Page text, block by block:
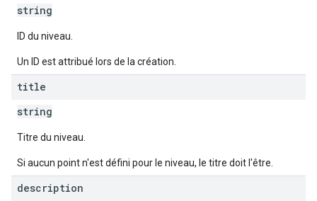
string
ID du niveau.
Un ID est attribué lors de la création.
title
string
Titre du niveau.
Si aucun point n'est défini pour le niveau, le titre doit l'être.
description